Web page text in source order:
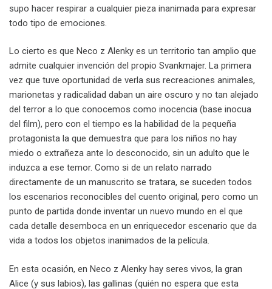
supo hacer respirar a cualquier pieza inanimada para expresar
todo tipo de emociones.
Lo cierto es que Neco z Alenky es un territorio tan amplio que
admite cualquier invención del propio Svankmajer. La primera
vez que tuve oportunidad de verla sus recreaciones animales,
marionetas y radicalidad daban un aire oscuro y no tan alejado
del terror a lo que conocemos como inocencia (base inocua
del film), pero con el tiempo es la habilidad de la pequeña
protagonista la que demuestra que para los niños no hay
miedo o extrañeza ante lo desconocido, sin un adulto que le
induzca a ese temor. Como si de un relato narrado
directamente de un manuscrito se tratara, se suceden todos
los escenarios reconocibles del cuento original, pero como un
punto de partida donde inventar un nuevo mundo en el que
cada detalle desemboca en un enriquecedor escenario que da
vida a todos los objetos inanimados de la película.
En esta ocasión, en Neco z Alenky hay seres vivos, la gran
Alice (y sus labios), las gallinas (quién no espera que esta